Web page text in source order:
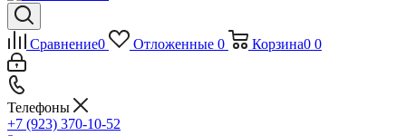
Сравнение0 Отложенные 0 Корзина0 0
Телефоны
+7 (923) 370-10-52